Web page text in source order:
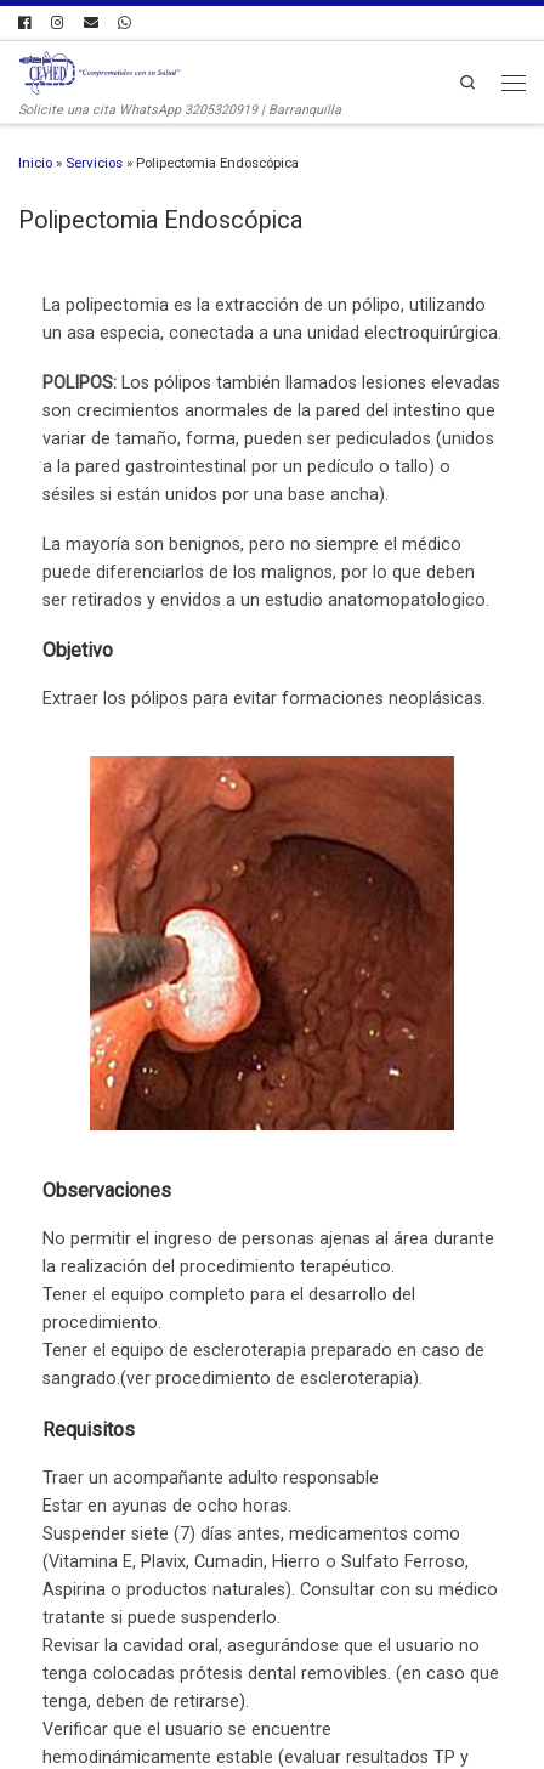
Solicite una cita WhatsApp 3205320919 | Barranquilla
Search
Inicio » Servicios » Polipectomia Endoscópica
Polipectomia Endoscópica
La polipectomia es la extracción de un pólipo, utilizando
un asa especia, conectada a una unidad electroquirúrgica.
POLIPOS: Los pólipos también llamados lesiones elevadas
son crecimientos anormales de la pared del intestino que
variar de tamaño, forma, pueden ser pediculados (unidos
a la pared gastrointestinal por un pedículo o tallo) o
sésiles si están unidos por una base ancha).
La mayoría son benignos, pero no siempre el médico
puede diferenciarlos de los malignos, por lo que deben
ser retirados y envidos a un estudio anatomopatologico.
Objetivo
Extraer los pólipos para evitar formaciones neoplásicas.
Observaciones
No permitir el ingreso de personas ajenas al área durante
la realización del procedimiento terapéutico.
Tener el equipo completo para el desarrollo del
procedimiento.
Tener el equipo de escleroterapia preparado en caso de
sangrado.(ver procedimiento de escleroterapia).
Requisitos
Traer un acompañante adulto responsable
Estar en ayunas de ocho horas.
Suspender siete (7) días antes, medicamentos como
(Vitamina E, Plavix, Cumadin, Hierro o Sulfato Ferroso,
Aspirina o productos naturales). Consultar con su médico
tratante si puede suspenderlo.
Revisar la cavidad oral, asegurándose que el usuario no
tenga colocadas prótesis dental removibles. (en caso que
tenga, deben de retirarse).
Verificar que el usuario se encuentre
hemodinámicamente estable (evaluar resultados TP y